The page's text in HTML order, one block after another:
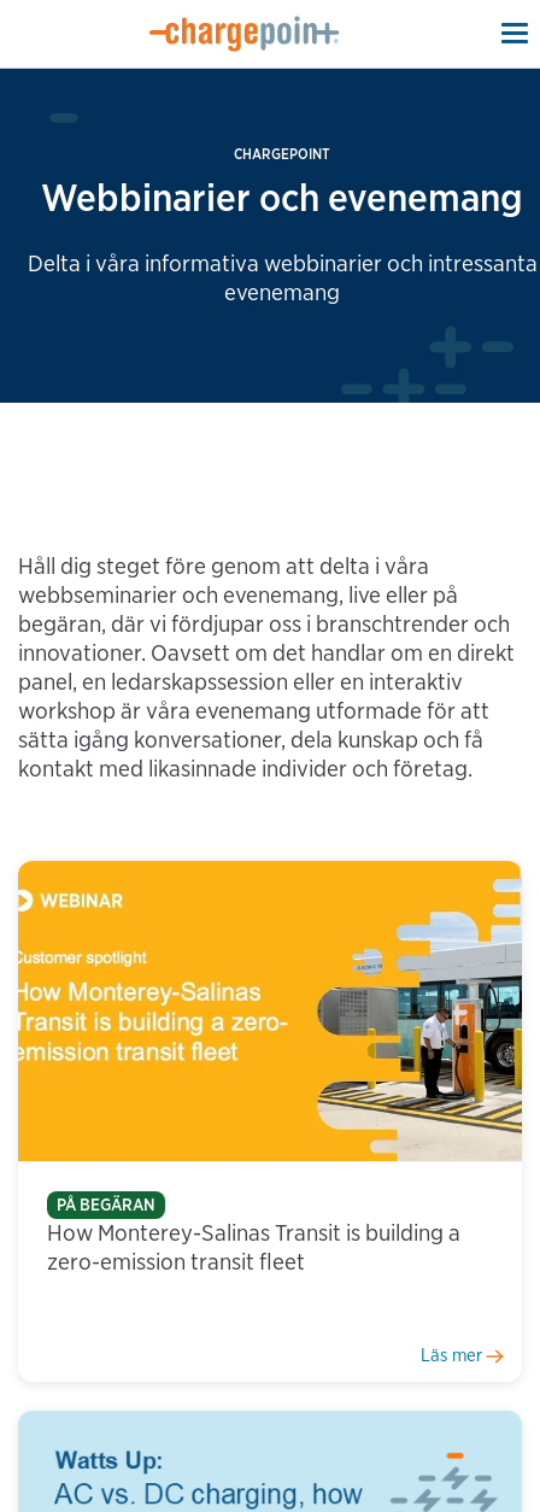
CHARGEPOINT
Webbinarier och evenemang
Delta i våra informativa webbinarier och intressanta
evenemang
Håll dig steget före genom att delta i våra
webbseminarier och evenemang, live eller på
begäran, där vi fördjupar oss i branschtrender och
innovationer. Oavsett om det handlar om en direkt
panel, en ledarskapssession eller en interaktiv
workshop är våra evenemang utformade för att
sätta igång konversationer, dela kunskap och få
kontakt med likasinnade individer och företag.
PÅ BEGÄRAN
How Monterey-Salinas Transit is building a
zero-emission transit fleet
Läs mer